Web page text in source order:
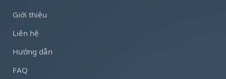
Giới thiệu
Liên hệ
Hướng dẫn
FAQ